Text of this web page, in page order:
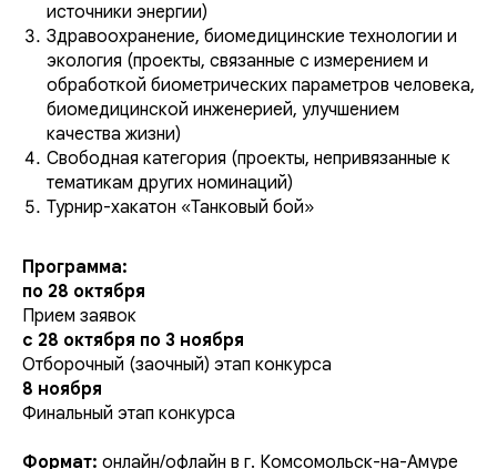
источники энергии)
Здравоохранение, биомедицинские технологии и
экология (проекты, связанные с измерением и
обработкой биометрических параметров человека,
биомедицинской инженерией, улучшением
качества жизни)
Свободная категория (проекты, непривязанные к
тематикам других номинаций)
Турнир-хакатон «Танковый бой»
Программа:
по 28 октября
Прием заявок
с 28 октября по 3 ноября
Отборочный (заочный) этап конкурса
8 ноября
Финальный этап конкурса
Формат: онлайн/офлайн в г. Комсомольск-на-Амуре